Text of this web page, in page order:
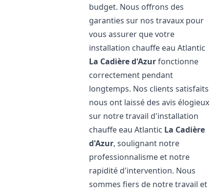
budget. Nous offrons des
garanties sur nos travaux pour
vous assurer que votre
installation chauffe eau Atlantic
La Cadière d'Azurfonctionne
correctement pendant
longtemps. Nos clients satisfaits
nous ont laissé des avis élogieux
sur notre travail d'installation
chauffe eau Atlantic La Cadière
d'Azur, soulignant notre
professionnalisme et notre
rapidité d'intervention. Nous
sommes fiers de notre travail et